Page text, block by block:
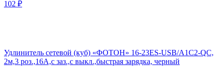
102 ₽
Удлинитель сетевой (куб) «ФОТОН» 16-23ES-USB/A1C2-QC,
2м,3 роз.,16А,с заз.,с выкл.,быстрая зарядка, черный